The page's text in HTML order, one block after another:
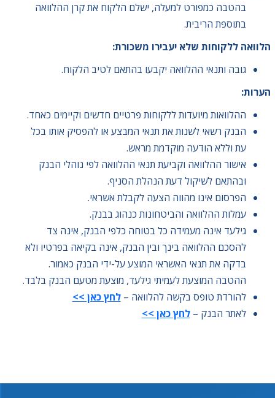
בהטבה כמפורט למעלה, ישלם הלקוח את קרן ההלוואה
בתוספת הריבית.
הלוואה ללקוחות שלא יעבירו משכורת:
גובה ותנאי ההלוואה יקבעו בהתאם לטיב הלקוח.
הערות:
ההלוואות מיועדות ללקוחות פרטיים חדשים וקיימים כאחד.
הבנק רשאי לשנות את תנאי המבצע או להפסיק אותו בכל
עת וללא הודעה מוקדמת מראש.
אישור ההלוואה וקביעת תנאי ההלוואה לפי נוהלי הבנק
ובהתאם לשיקול דעת הנהלת הסניף.
הפרסום אינו מהווה הצעה לקבלת אשראי.
עמלות ההלוואה והביטחונות כנהוג בבנק.
גילעד אינה מעמידה כל בטוחה כלפי הבנק, אינה צד
להסכם ההלוואה בינך ובין הבנק, אינה בקיאה בפרטיו ולא
בדקה את תנאי האשראי המוצע על-ידי הבנק כאמור.
ההטבה המוצעת לעמיתי גילעד, מוצעת מטעם הבנק בלבד.
להורדת טופס בקשה להלוואה –לחץ כאן >>
לאתר הבנק –לחץ כאן >>